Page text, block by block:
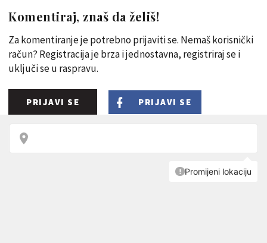
Komentiraj, znaš da želiš!
Za komentiranje je potrebno prijaviti se. Nemaš korisnički
račun? Registracija je brza i jednostavna, registriraj se i
uključi se u raspravu.
PRIJAVI SE PRIJAVI SE